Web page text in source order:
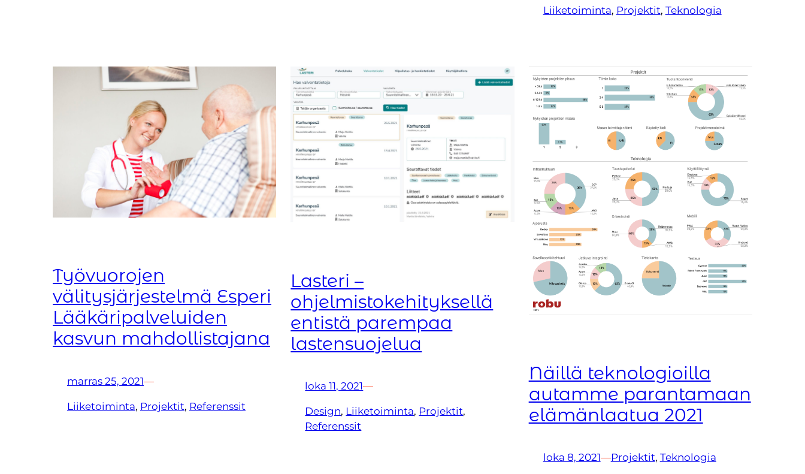
Liiketoiminta, Projektit, Teknologia
Työvuorojen
välitysjärjestelmä Esperi
Lääkäripalveluiden
kasvun mahdollistajana
marras 25, 2021—
Liiketoiminta, Projektit, Referenssit
Lasteri –
ohjelmistokehityksellä
entistä parempaa
lastensuojelua
loka 11, 2021—
Design, Liiketoiminta, Projektit
Referenssit
Näillä teknologioilla
autamme parantamaan
elämänlaatua 2021
loka 8, 2021—Projektit, Teknologia